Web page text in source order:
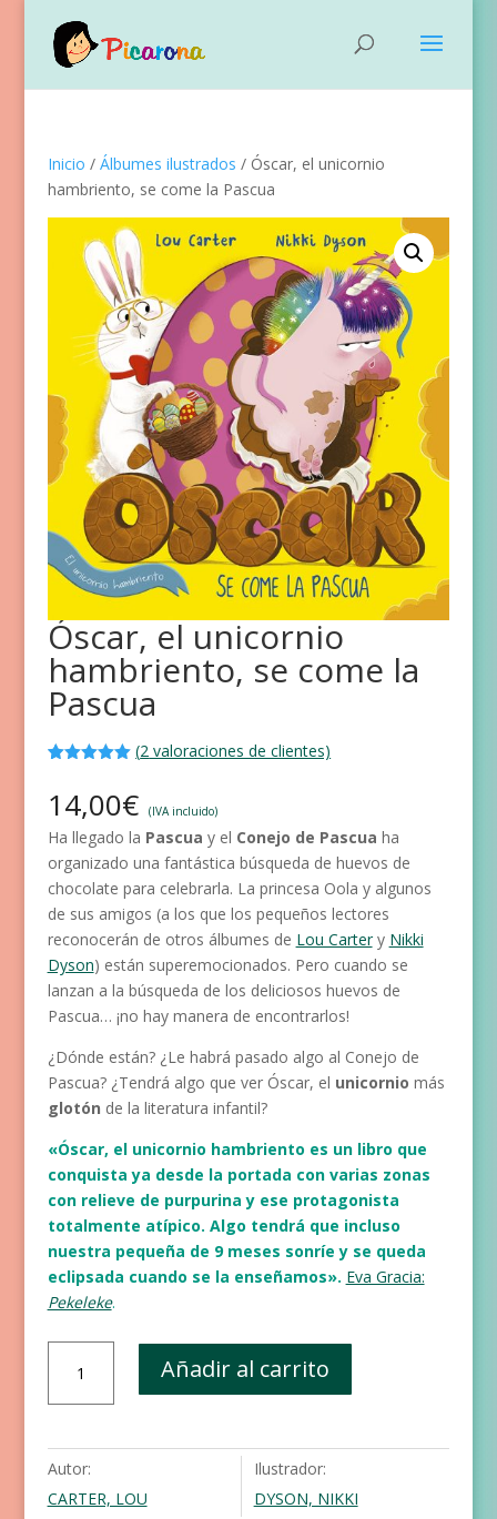
Inicio / Álbumes ilustrados / Óscar, el unicornio
hambriento, se come la Pascua
Óscar, el unicornio
hambriento, se come la
Pascua
5 en base
valoracione
clientes
(2 valoraciones de clientes)
14,00€ (IVA incluido)
Ha llegado la Pascua y el Conejo de Pascua ha
organizado una fantástica búsqueda de huevos de
chocolate para celebrarla. La princesa Oola y algunos
de sus amigos (a los que los pequeños lectores
reconocerán de otros álbumes de Lou Cartery Nikki
Dyson) están superemocionados. Pero cuando se
lanzan a la búsqueda de los deliciosos huevos de
Pascua… ¡no hay manera de encontrarlos!
¿Dónde están? ¿Le habrá pasado algo al Conejo de
Pascua? ¿Tendrá algo que ver Óscar, el unicornio más
glotón de la literatura infantil?
«Óscar, el unicornio hambriento es un libro que
conquista ya desde la portada con varias zonas
con relieve de purpurina y ese protagonista
totalmente atípico. Algo tendrá que incluso
nuestra pequeña de 9 meses sonríe y se queda
eclipsada cuando se la enseñamos». Eva Gracia:
Pekeleke.
unicornio
se
come
la
Añadir al carrito
Autor:
CARTER, LOU
Ilustrador:
DYSON, NIKKI